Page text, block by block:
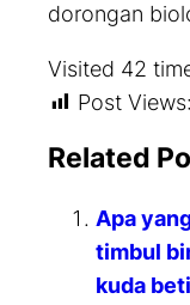
dorongan
Visited 42
Post Views:
Related
Apa
timbul
kuda